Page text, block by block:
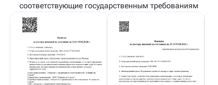
соответствующие государственным требованиям